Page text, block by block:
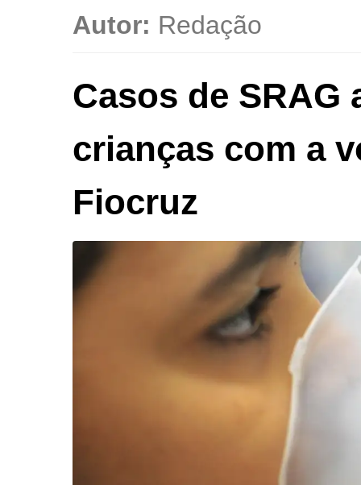
Autor: Redação
Casos de SRAG
crianças com a
Fiocruz